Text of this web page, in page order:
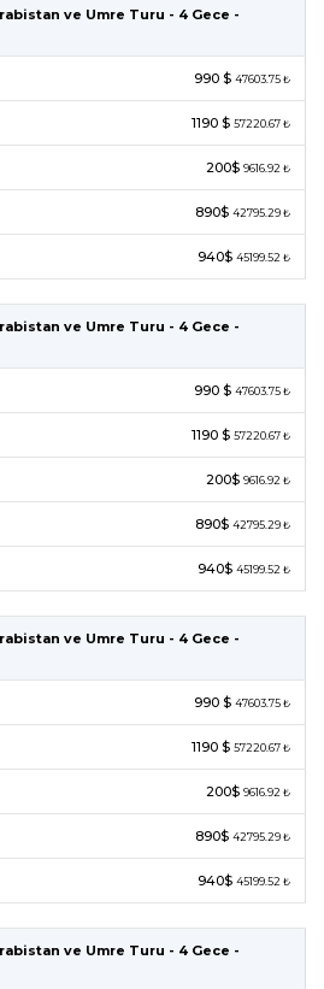
ve Umre Turu - 4 Gece -
990 $ 47603.75 ₺
1190 $ 57220.67 ₺
200$ 9616.92 ₺
890$ 42795.29 ₺
940$ 45199.52 ₺
ve Umre Turu - 4 Gece -
990 $ 47603.75 ₺
1190 $ 57220.67 ₺
200$ 9616.92 ₺
890$ 42795.29 ₺
940$ 45199.52 ₺
ve Umre Turu - 4 Gece -
990 $ 47603.75 ₺
1190 $ 57220.67 ₺
200$ 9616.92 ₺
890$ 42795.29 ₺
940$ 45199.52 ₺
ve Umre Turu - 4 Gece -